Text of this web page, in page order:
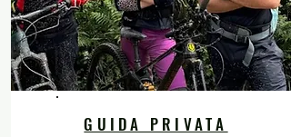
GUIDA PRIVATA